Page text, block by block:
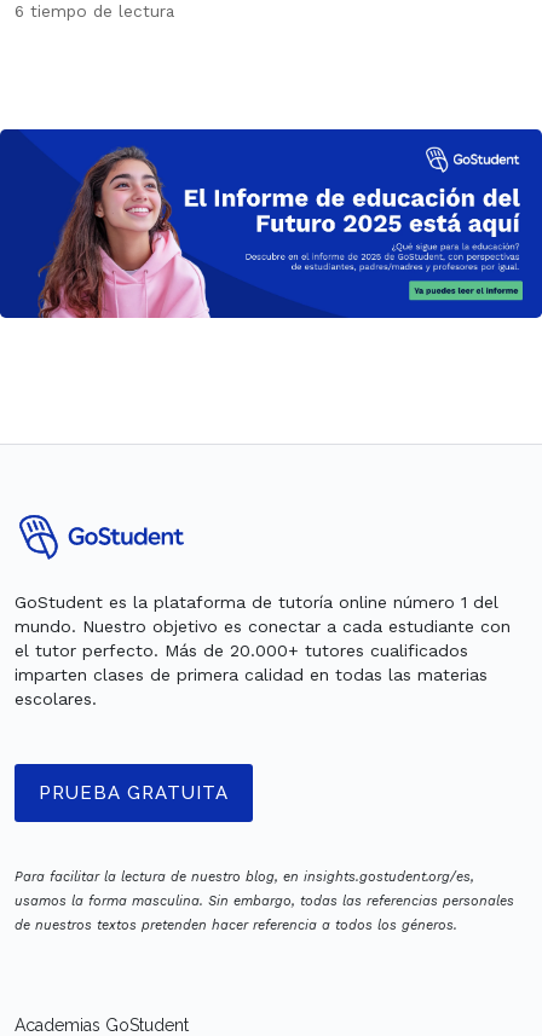
6 tiempo de lectura
GoStudent es la plataforma de tutoría online número 1 del
mundo. Nuestro objetivo es conectar a cada estudiante con
el tutor perfecto. Más de 20.000+ tutores cualificados
imparten clases de primera calidad en todas las materias
escolares.
PRUEBA GRATUITA
Para facilitar la lectura de nuestro blog, en insights.gostudent.org/es,
usamos la forma masculina. Sin embargo, todas las referencias personales
de nuestros textos pretenden hacer referencia a todos los géneros.
Academias GoStudent